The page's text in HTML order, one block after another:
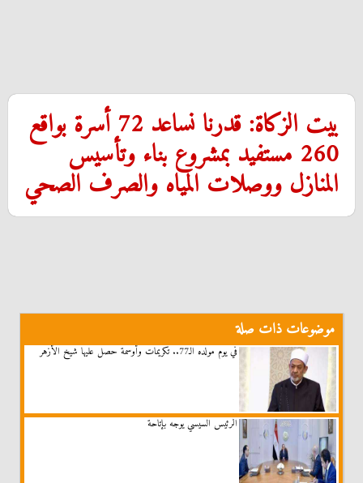
بيت الزكاة: قدرنا نساعد 72 أسرة بواقع
260 مستفيد بمشروع بناء وتأسيس
المنازل ووصلات المياه والصرف الصحي
موضوعات ذات صلة
في يوم مولده الـ77.. تكريمات وأوسمة حصل عليها شيخ الأزهر
الرئيس السيسي يوجه بإتاحة